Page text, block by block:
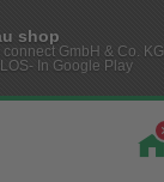
shop
connect GmbH & Co. KG
In Google Play